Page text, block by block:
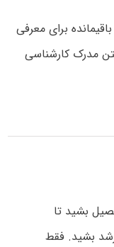
برای معرفی
مدرک کارشناسی
بشید تا
بشید. فقط